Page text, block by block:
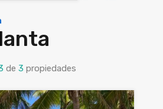
de 3 propiedades